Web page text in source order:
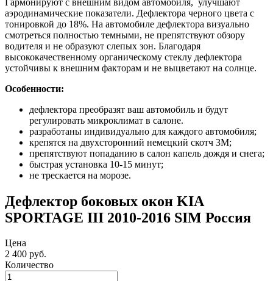
аэродинамические показатели. Дефлектора черного цвета с
тонировкой до 18%. На автомобиле дефлектора визуально
смотреться полностью темными, не препятствуют обзору
водителя и не образуют слепых зон. Благодаря
высококачественному органическому стеклу дефлектора
устойчивы к внешним факторам и не выцветают на солнце.
Особенности:
дефлектора преобразят ваш автомобиль и будут
регулировать микроклимат в салоне.
разработаны индивидуально для каждого автомобиля;
крепятся на двухсторонний немецкий скотч 3М;
препятствуют попаданию в салон капель дождя и снега;
быстрая установка 10-15 минут;
не трескается на морозе.
Дефлектор боковых окон KIA
SPORTAGE III 2010-2016 SIM Россия
Цена
2 400 руб.
Количество